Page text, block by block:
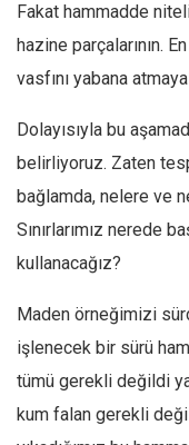
Manzara
Sağlık
Gıda-Beslenme
Hayat
Türkiye
Siyaset
Dünya
Avrupa
Asya
Afrika
İslam
Amerika
Fakat hammadde
hazine parçalarının.
vasfını yabana
Dolayısıyla bu
belirliyoruz. Zaten
bağlamda, nelere ve
Sınırlarımız nerede
kullanacağız?
Maden örneğimizi
işlenecek bir sürü
tümü gerekli değildi
kum falan gerekli